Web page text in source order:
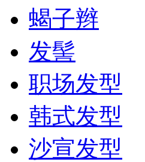
蝎子辫
发髻
职场发型
韩式发型
沙宣发型